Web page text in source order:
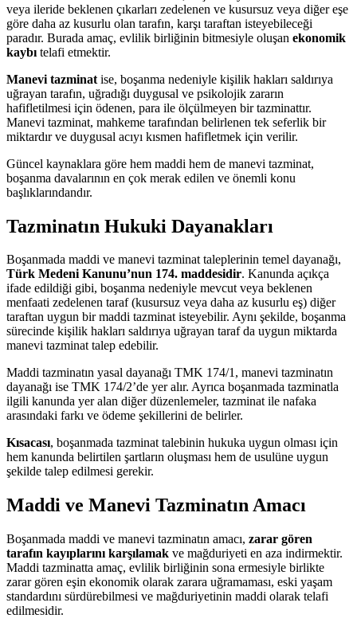
veya ileride beklenen çıkarları zedelenen ve kusursuz veya diğer eşe
göre daha az kusurlu olan tarafın, karşı taraftan isteyebileceği
paradır. Burada amaç, evlilik birliğinin bitmesiyle oluşan ekonomik
kaybı telafi etmektir.
Manevi tazminat ise, boşanma nedeniyle kişilik hakları saldırıya
uğrayan tarafın, uğradığı duygusal ve psikolojik zararın
hafifletilmesi için ödenen, para ile ölçülmeyen bir tazminattır.
Manevi tazminat, mahkeme tarafından belirlenen tek seferlik bir
miktardır ve duygusal acıyı kısmen hafifletmek için verilir.
Güncel kaynaklara göre hem maddi hem de manevi tazminat,
boşanma davalarının en çok merak edilen ve önemli konu
başlıklarındandır.
Tazminatın Hukuki Dayanakları
Boşanmada maddi ve manevi tazminat taleplerinin temel dayanağı,
Türk Medeni Kanunu’nun 174. maddesidir. Kanunda açıkça
ifade edildiği gibi, boşanma nedeniyle mevcut veya beklenen
menfaati zedelenen taraf (kusursuz veya daha az kusurlu eş) diğer
taraftan uygun bir maddi tazminat isteyebilir. Aynı şekilde, boşanma
sürecinde kişilik hakları saldırıya uğrayan taraf da uygun miktarda
manevi tazminat talep edebilir.
Maddi tazminatın yasal dayanağı TMK 174/1, manevi tazminatın
dayanağı ise TMK 174/2’de yer alır. Ayrıca boşanmada tazminatla
ilgili kanunda yer alan diğer düzenlemeler, tazminat ile nafaka
arasındaki farkı ve ödeme şekillerini de belirler.
Kısacası, boşanmada tazminat talebinin hukuka uygun olması için
hem kanunda belirtilen şartların oluşması hem de usulüne uygun
şekilde talep edilmesi gerekir.
Maddi ve Manevi Tazminatın Amacı
Boşanmada maddi ve manevi tazminatın amacı, zarar gören
tarafın kayıplarını karşılamak ve mağduriyeti en aza indirmektir.
Maddi tazminatta amaç, evlilik birliğinin sona ermesiyle birlikte
zarar gören eşin ekonomik olarak zarara uğramaması, eski yaşam
standardını sürdürebilmesi ve mağduriyetinin maddi olarak telafi
edilmesidir.